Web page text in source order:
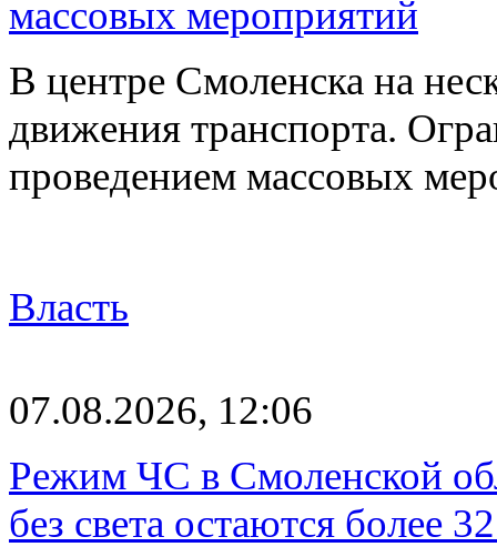
массовых мероприятий
В центре Смоленска на
движения транспорта.
проведением массовых
Власть
07.08.2026, 12:06
Режим ЧС в Смоленской
без света остаются более